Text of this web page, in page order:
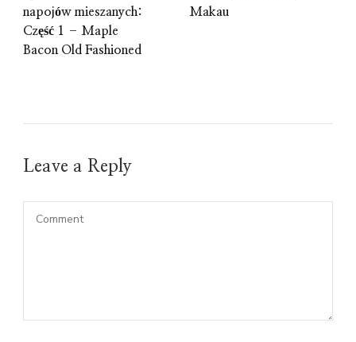
napojów mieszanych:
Część 1 – Maple
Bacon Old Fashioned
Makau
Leave a Reply